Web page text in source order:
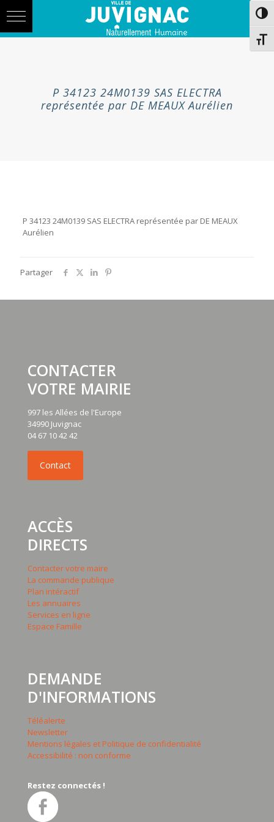
navigation
P 34123 24M0139 SAS ELECTRA
représentée par DE MEAUX Aurélien
P 34123 24M0139 SAS ELECTRA représentée par DE MEAUX
Aurélien
Partager
CONTACTER
VOTRE MAIRIE
997 les Allées de l'Europe
34990 Juvignac
04 67 10 42 42
ACCÈS
DIRECTS
Contacter votre maire
La commande publique
Plan intéractif
Les annuaires
Services en ligne
Espace Famille
DEMANDE
D'INFORMATIONS
Téléalerte
Newsletter
Mentions légales et Politique de confidentialité
Accessibilité : non conforme
Restez connectés !